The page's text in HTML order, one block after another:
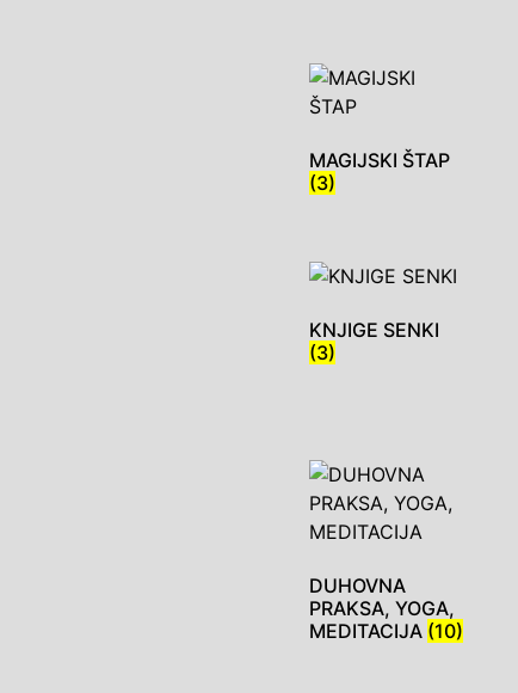
MAGIJSKI ŠTAP
(3)
KNJIGE SENKI
(3)
DUHOVNA
PRAKSA, YOGA,
MEDITACIJA (10)